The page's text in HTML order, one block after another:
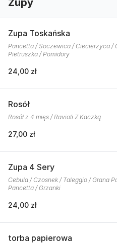
Zupy
Zupa Toskańska
Pancetta / Soczewica / Ciecierzyca /
Pietruszka / Pomidory
24,00 zł
Rosół
Rosół z 4 mięs / Ravioli Z Kaczką
27,00 zł
Zupa 4 Sery
Cebula / Czosnek / Taleggio / Grana
Pancetta / Grzanki
24,00 zł
torba papierowa